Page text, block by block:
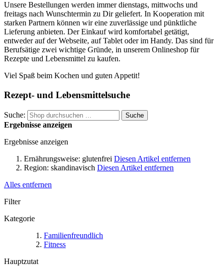
Unsere Bestellungen werden immer dienstags, mittwochs und
freitags nach Wunschtermin zu Dir geliefert. In Kooperation mit
starken Partnern können wir eine zuverlässige und pünktliche
Lieferung anbieten. Der Einkauf wird komfortabel getätigt,
entweder auf der Webseite, auf Tablet oder im Handy. Das sind für
Berufsätige zwei wichtige Gründe, in unserem Onlineshop für
Rezepte und Lebensmittel zu kaufen.
Viel Spaß beim Kochen und guten Appetit!
Rezept- und Lebensmittelsuche
Suche: Suche
Ergebnisse anzeigen
Ergebnisse anzeigen
Ernährungsweise: glutenfrei Diesen Artikel entfernen
Region: skandinavisch Diesen Artikel entfernen
Alles entfernen
Filter
Kategorie
Familienfreundlich
Fitness
Hauptzutat